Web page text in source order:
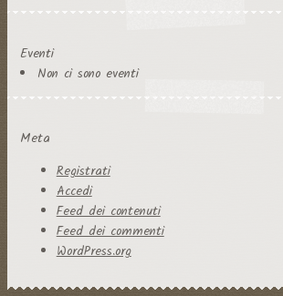
Eventi
Non ci sono eventi
Meta
Registrati
Accedi
Feed dei contenuti
Feed dei commenti
WordPress.org